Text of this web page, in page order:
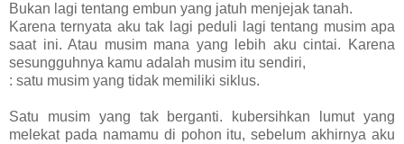
Bukan lagi tentang embun yang jatuh menjejak tanah.
Karena ternyata aku tak lagi peduli lagi tentang musim apa
saat ini. Atau musim mana yang lebih aku cintai. Karena
sesungguhnya kamu adalah musim itu sendiri,
: satu musim yang tidak memiliki siklus.
Satu musim yang tak berganti. kubersihkan lumut yang
melekat pada namamu di pohon itu, sebelum akhirnya aku